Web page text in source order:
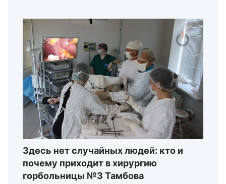
Здесь нет случайных людей: кто и
почему приходит в хирургию
горбольницы №3 Тамбова